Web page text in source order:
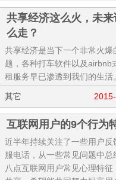
共享经济这么火，未来
么走？
共享经济是当下一个非常火爆
题，各种打车软件以及airbnb
租服务早已渗透到我们的生活
之间的联系，既合理调配又极
其它
互联网用户的9个行为
近半年持续关注了一些用户反
服电话，从一些常见问题中总
八点互联网用户常见心理特征